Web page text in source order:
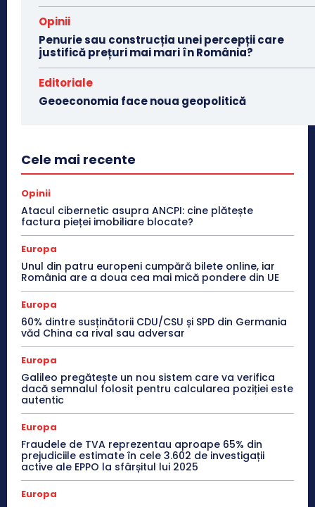
Opinii
Penurie sau construcția unei percepții care
justifică prețuri mai mari în România?
Editoriale
Geoeconomia face noua geopolitică
Cele mai recente
Opinii
Atacul cibernetic asupra ANCPI: cine plătește
factura pieței imobiliare blocate?
Europa
Unul din patru europeni cumpără bilete online, iar
România are a doua cea mai mică pondere din UE
Europa
60% dintre susținătorii CDU/CSU și SPD din Germania
văd China ca rival sau adversar
Europa
Galileo pregătește un nou sistem care va verifica
dacă semnalul folosit pentru calcularea poziției este
autentic
Europa
Fraudele de TVA reprezentau aproape 65% din
prejudiciile estimate în cele 3.602 de investigații
active ale EPPO la sfârșitul lui 2025
Europa